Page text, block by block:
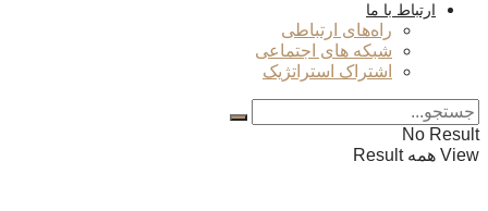
ارتباط با ما
راه‌های ارتباطی
شبکه های اجتماعی
اشتراک استراتژیک
No Result
View همه Result